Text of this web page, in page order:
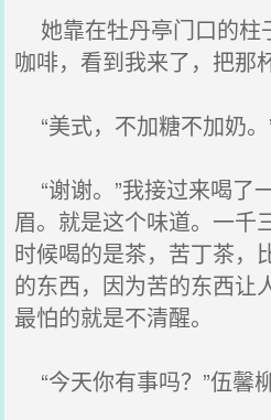
她靠在牡丹亭门口的柱
咖啡，看到我来了，把那
“美式，不加糖不加奶。
“谢谢。”我接过来喝了
眉。就是这个味道。一千
时候喝的是茶，苦丁茶，
的东西，因为苦的东西让
最怕的就是不清醒。
“今天你有事吗？”伍馨柳